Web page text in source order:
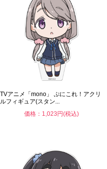
TVアニメ「mono」 ぷにこれ！アクリ
ルフィギュア(スタン...
価格：1,023円(税込)